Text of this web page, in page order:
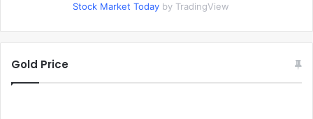
Stock Market Today by TradingView
Gold Price